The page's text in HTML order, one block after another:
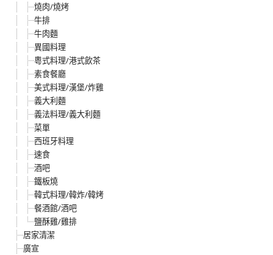
燒肉/燒烤
牛排
牛肉麵
異國料理
粵式料理/港式飲茶
素食餐廳
美式料理/漢堡/炸雞
義大利麵
義法料理/義大利麵
菜單
西班牙料理
速食
酒吧
鐵板燒
韓式料理/韓炸/韓烤
餐酒館/酒吧
鹽酥雞/雞排
居家清潔
廣宣